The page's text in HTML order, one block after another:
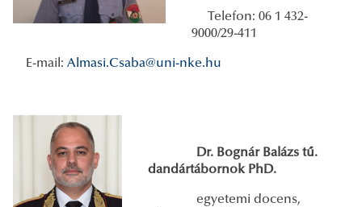
Telefon: 06 1 432-
9000/29-411
E-mail: Almasi.Csaba@uni-nke.hu
Dr. Bognár Balázs tű.
dandártábornok PhD.
egyetemi docens,